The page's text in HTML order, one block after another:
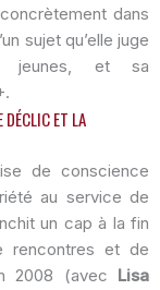
dans
sujet qu’elle juge
jeunes, et sa
DÉCLIC ET LA
de conscience
au service de
un cap à la fin
rencontres et de
2008 (avec Lisa